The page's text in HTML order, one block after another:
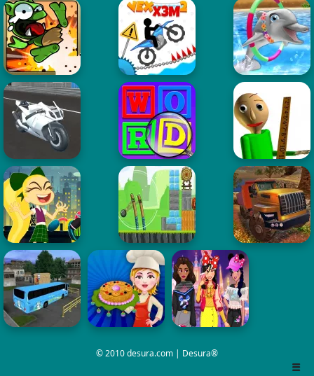
© 2010 desura.com | Desura®